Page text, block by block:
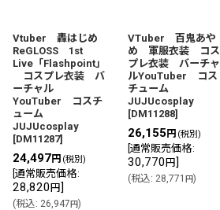
Vtuber 轟はじめ
ReGLOSS 1st
Live「Flashpoint」
コスプレ衣装 バ
ーチャル
YouTuber コスチ
ューム
JUJUcosplay
[DM11287]
24,497円 (税別)
通常販売価格:
28,820 円]
(税込: 26,947円)
VTuber 百鬼あや
め 軍服衣装 コス
プレ衣装 バーチャ
ルYouTuber コス
チューム
JUJUcosplay
[DM11288]
26,155 円 (税別)
通常販売価格:
30,770 円]
(税込: 28,771 円)